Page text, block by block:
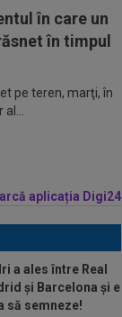
în care un
în timpul
pe teren, marţi, în
aplicația Digi24
a ales între Real
și Barcelona și e
să semneze!